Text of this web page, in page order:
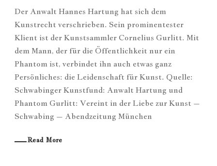
Der Anwalt Hannes Hartung hat sich dem
Kunstrecht verschrieben. Sein prominentester
Klient ist der Kunstsammler Cornelius Gurlitt. Mit
dem Mann, der für die Öffentlichkeit nur ein
Phantom ist, verbindet ihn auch etwas ganz
Persönliches: die Leidenschaft für Kunst. Quelle:
Schwabinger Kunstfund: Anwalt Hartung und
Phantom Gurlitt: Vereint in der Liebe zur Kunst –
Schwabing – Abendzeitung München
Read More